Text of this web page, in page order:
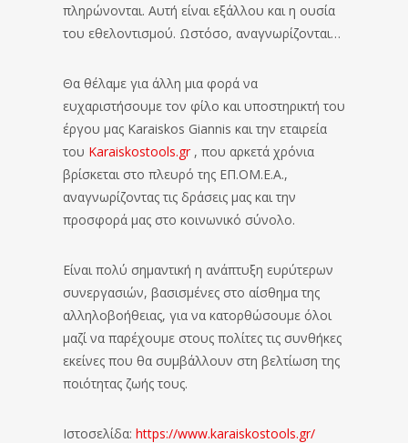
πληρώνονται. Αυτή είναι εξάλλου και η ουσία
του εθελοντισμού. Ωστόσο, αναγνωρίζονται…
Θα θέλαμε για άλλη μια φορά να
ευχαριστήσουμε τον φίλο και υποστηρικτή του
έργου μας Karaiskos Giannis και την εταιρεία
του Karaiskostools.gr, που αρκετά χρόνια
βρίσκεται στο πλευρό της ΕΠ.ΟΜ.Ε.Α.,
αναγνωρίζοντας τις δράσεις μας και την
προσφορά μας στο κοινωνικό σύνολο.
Είναι πολύ σημαντική η ανάπτυξη ευρύτερων
συνεργασιών, βασισμένες στο αίσθημα της
αλληλοβοήθειας, για να κατορθώσουμε όλοι
μαζί να παρέχουμε στους πολίτες τις συνθήκες
εκείνες που θα συμβάλλουν στη βελτίωση της
ποιότητας ζωής τους.
Ιστοσελίδα: https://www.karaiskostools.gr/